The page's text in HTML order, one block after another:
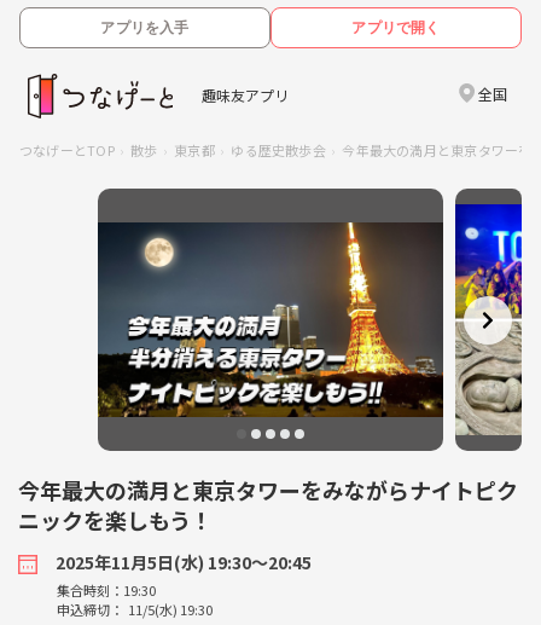
アプリを入手 アプリで開く
趣味友アプリ 全国
つなげーとTOP 散歩 東京都 ゆる歴史散歩会 今年最大の満月と東京タワーを
今年最大の満月と東京タワーをみながらナイトピク
ニックを楽しもう！
2025年11月5日(水) 19:30〜20:45
集合時刻：19:30
申込締切： 11/5(水) 19:30